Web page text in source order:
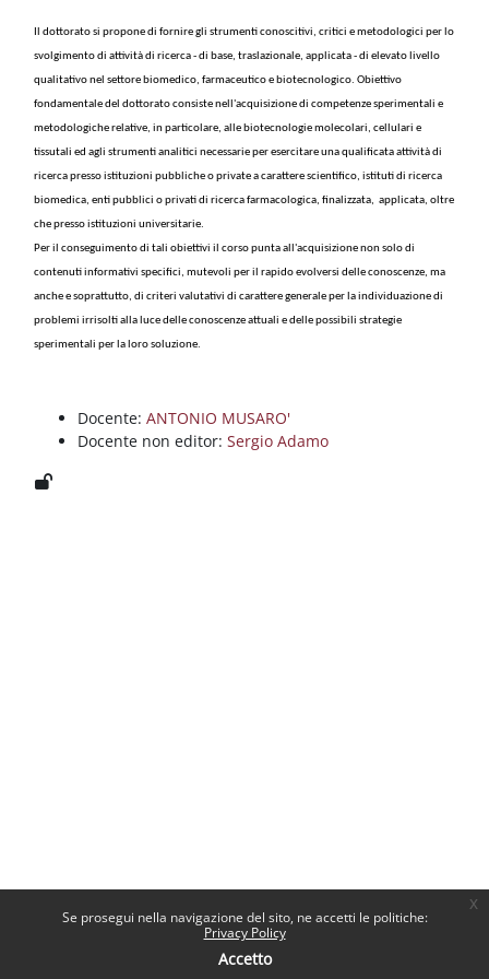
Se prosegui nella navigazione del sito, ne accetti le politiche:
Privacy Policy
Accetto
x
Il dottoratosi propone di fornire gli strumenti conoscitivi, critici e metodologici per lo
svolgimento di attività di ricerca - di base, traslazionale, applicata - di elevato livello
qualitativo nel settore biomedico, farmaceutico e biotecnologico. Obiettivo
fondamentale del dottorato consiste nell'acquisizione di competenze sperimentali e
metodologiche relative, in particolare, alle biotecnologiemolecolari, cellulari e
tissutali ed agli strumenti analitici necessarie peresercitare una qualificata attività di
ricercapressoistituzioni pubbliche o private a carattere scientifico, istitutidi ricerca
biomedica, enti pubblici o privati di ricercafarmacologica, finalizzata, applicata, oltre
che presso istituzioni universitarie.
Per il conseguimento di tali obiettivi il corso punta all'acquisizione non solo di
contenuti informativi specifici, mutevoli per il rapido evolversi delle conoscenze, ma
anche e soprattutto, di criteri valutativi di carattere generale per la individuazione di
problemi irrisolti alla luce delle conoscenze attuali e delle possibili strategie
sperimentali per la loro soluzione.
Docente: ANTONIO MUSARO'
Docente non editor: Sergio Adamo